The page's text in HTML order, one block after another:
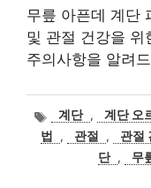
무릎 아픈데 계단
및 관절 건강을 위
주의사항을 알려
태
그
계단 , 계단 오
법
, 관절 , 관절
단 , 무